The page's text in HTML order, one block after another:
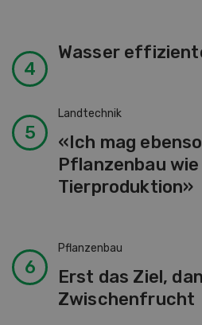
Wasser
Landtechnik
«Ich mag
Pflanzenbau wie
Tierproduktion»
Pflanzenbau
Erst das Ziel,
Zwischenfrucht